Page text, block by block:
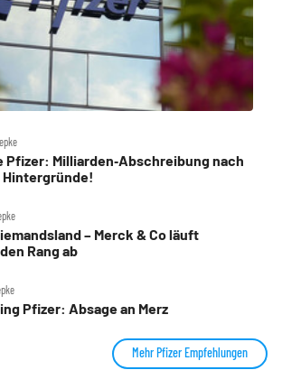
Pfizer: Milliarden‑Abschreibung nach
– Merck & Co läuft
Rang ab
Pfizer: Absage an Merz
Mehr Pfizer Empfehlungen